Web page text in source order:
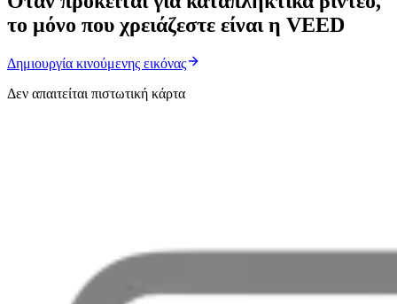
το μόνο που χρειάζεστε είναι η VEED
Δημιουργία κινούμενης εικόνας
Δεν απαιτείται πιστωτική κάρτα